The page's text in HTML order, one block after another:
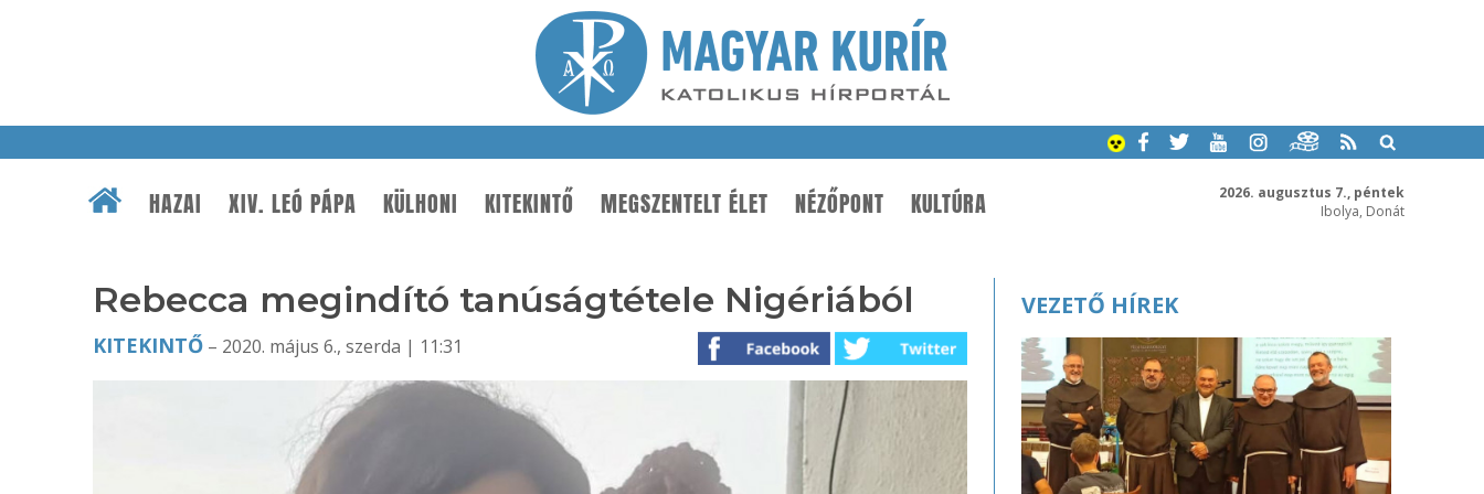
2026. augusztus 7., péntek
Ibolya, Donát
HAZAI XIV. LEÓ PÁPA KÜLHONI KITEKINTŐ MEGSZENTELT ÉLET NÉZŐPONT KULTÚRA
Rebecca megindító tanúságtétele Nigériából
KITEKINTŐ – 2020. május 6., szerda | 11:31
VEZETŐ HÍREK